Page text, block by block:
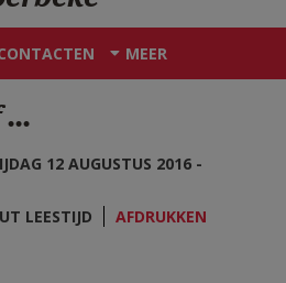
PORTAAL
MEER
12 AUGUSTUS 2016 -
LEESTIJD
AFDRUKKEN